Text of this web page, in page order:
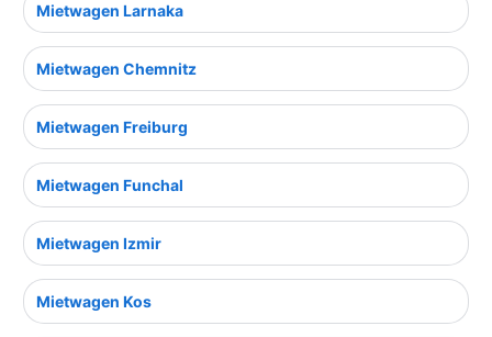
Mietwagen Larnaka
Mietwagen Chemnitz
Mietwagen Freiburg
Mietwagen Funchal
Mietwagen Izmir
Mietwagen Kos